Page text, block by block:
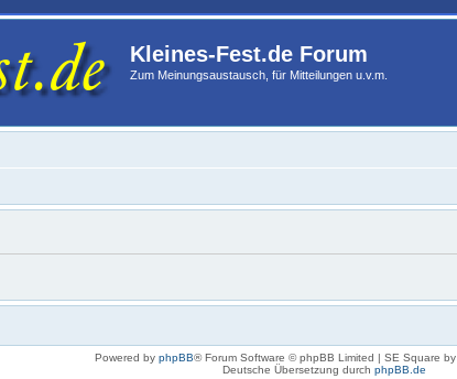
Kleines-Fest.de Forum
Zum Meinungsaustausch, für Mitteilungen u.v.m.
Powered by phpBB® Forum Software © phpBB Limited | SE Square by
Deutsche Übersetzung durch phpBB.de